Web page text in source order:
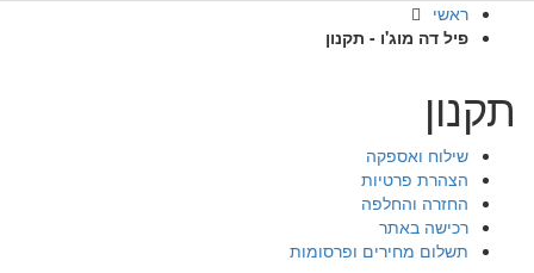
ראשי
פיל דה מוג'ו - תקנון
תקנון
שילוח ואספקה
הצהרת פרטיות
החזרה והחלפה
רכישה באתר
תשלום מחירים ופרסומות